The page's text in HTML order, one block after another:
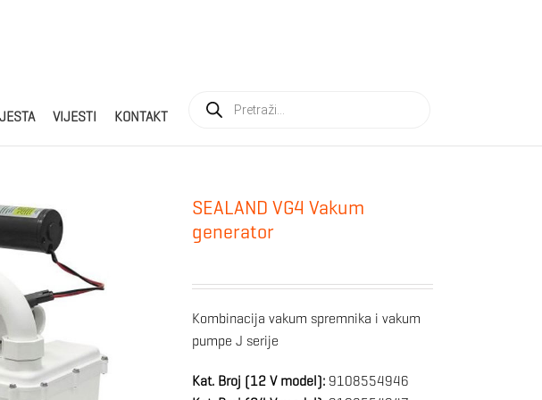
VIJESTI KONTAKT
Products
search
SEALAND VG4 Vakum
generator
Kombinacija vakum spremnika i vakum
pumpe J serije
Kat. Broj (12 V model): 9108554946